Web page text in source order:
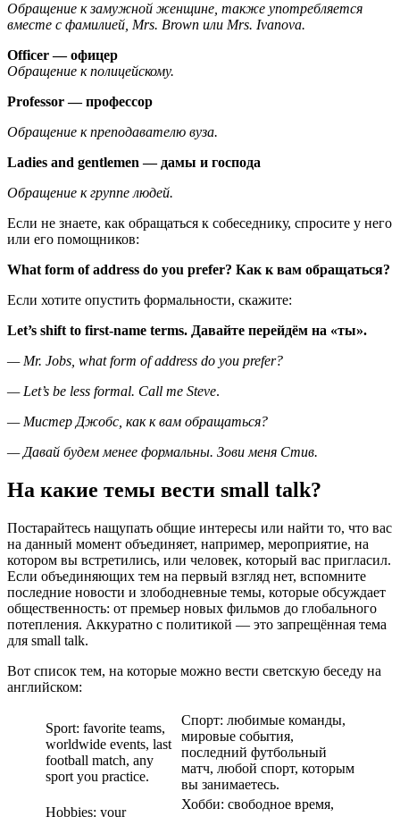
Обращение к замужной женщине, также употребляется
вместе с фамилией, Mrs. Brown или Mrs. Ivanova.
Officer — офицер
Обращение к полицейскому.
Professor — профессор
Обращение к преподавателю вуза.
Ladies and gentlemen — дамы и господа
Обращение к группе людей.
Если не знаете, как обращаться к собеседнику, спросите у него
или его помощников:
What form of address do you prefer? Как к вам обращаться?
Если хотите опустить формальности, скажите:
Let’s shift to first-name terms. Давайте перейдём на «ты».
—Mr. Jobs, what form of address do you prefer?
— Let’s be less formal. Call me Steve.
— Мистер Джобс, как к вам обращаться?
— Давай будем менее формальны. Зови меня Стив.
На какие темы вести small talk?
Постарайтесь нащупать общие интересы или найти то, что вас
на данный момент объединяет, например, мероприятие, на
котором вы встретились, или человек, который вас пригласил.
Если объединяющих тем на первый взгляд нет, вспомните
последние новости и злободневные темы, которые обсуждает
общественность: от премьер новых фильмов до глобального
потепления. Аккуратно с политикой — это запрещённая тема
для small talk.
Вот список тем, на которые можно вести светскую беседу на
английском:
Sport: favorite teams,
worldwide events, last
football match, any
sport you practice.
Спорт: любимые команды,
мировые события,
последний футбольный
матч, любой спорт, которым
вы занимаетесь.
Hobbies: your
Хобби: свободное время,